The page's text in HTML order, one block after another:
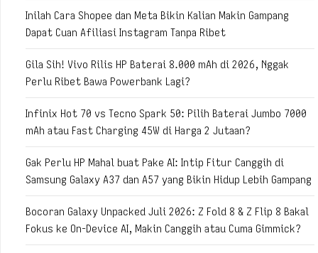
Inilah Cara Shopee dan Meta Bikin Kalian Makin Gampang
Dapat Cuan Afiliasi Instagram Tanpa Ribet
Gila Sih! Vivo Rilis HP Baterai 8.000 mAh di 2026, Nggak
Perlu Ribet Bawa Powerbank Lagi?
Infinix Hot 70 vs Tecno Spark 50: Pilih Baterai Jumbo 7000
mAh atau Fast Charging 45W di Harga 2 Jutaan?
Gak Perlu HP Mahal buat Pake AI: Intip Fitur Canggih di
Samsung Galaxy A37 dan A57 yang Bikin Hidup Lebih Gampang
Bocoran Galaxy Unpacked Juli 2026: Z Fold 8 & Z Flip 8 Bakal
Fokus ke On-Device AI, Makin Canggih atau Cuma Gimmick?